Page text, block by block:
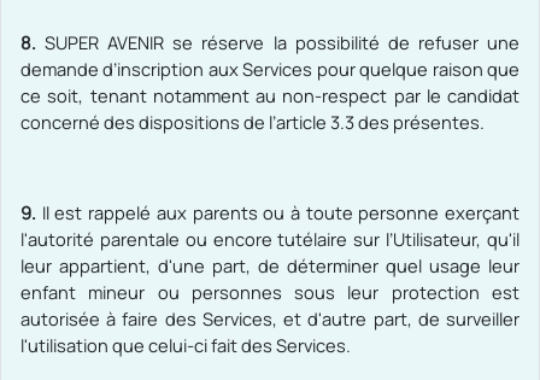
8. SUPER AVENIR se réserve la possibilité de refuser une
demande d’inscription aux Services pour quelque raison que
ce soit, tenant notamment au non-respect par le candidat
concerné des dispositions de l’article 3.3 des présentes.
9. Il est rappelé aux parents ou à toute personne exerçant
l'autorité parentale ou encore tutélaire sur l’Utilisateur, qu'il
leur appartient, d'une part, de déterminer quel usage leur
enfant mineur ou personnes sous leur protection est
autorisée à faire des Services, et d'autre part, de surveiller
l'utilisation que celui-ci fait des Services.